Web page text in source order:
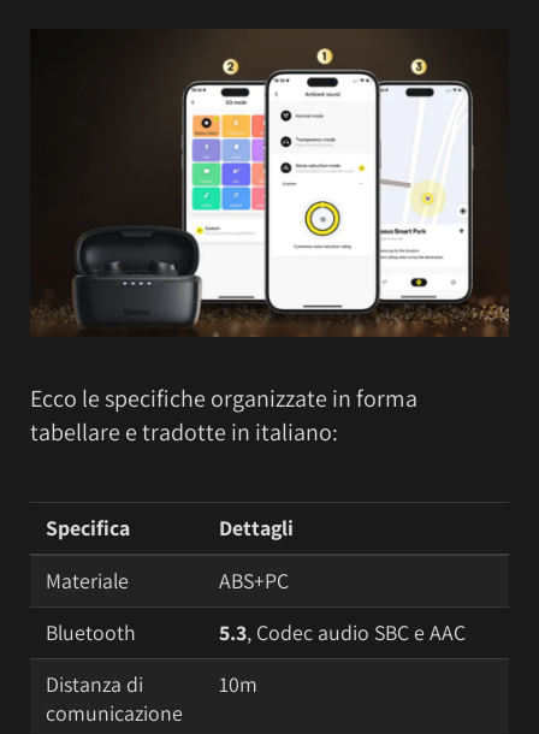
Ecco le specifiche organizzate in forma
tabellare e tradotte in italiano:
Specifica
Dettagli
Materiale
ABS+PC
Bluetooth
5.3, Codec audio SBC e AAC
Distanza di
comunicazione
10m